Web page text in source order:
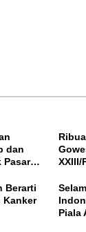
dan
Pasar
XXIII/
Berarti
Kanker
Piala